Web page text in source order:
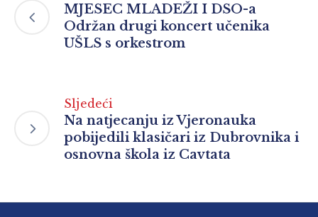
MJESEC MLADEŽI I DSO-a
Održan drugi koncert učenika
UŠLS s orkestrom
Sljedeći
Na natjecanju iz Vjeronauka
pobijedili klasičari iz Dubrovnika i
osnovna škola iz Cavtata